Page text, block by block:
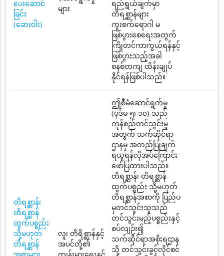
ပေးဆောင်
ခြင်း
(ဆေးဝါး)
များ
ရည်ရွယ်ချက်မှာ
တိရစ္ဆာန်များ
ကူးစက်ရောဂါ မ
ဖြစ်ပွားစေရေးအတွက်
ကြိုတင်ကာကွယ်ရန်နှင့်
ဖြစ်ပွားသည့်အခါ
စနစ်တကျ ထိန်းချုပ်
နိုင်ရန်ဖြစ်ပါသည်။
တိရစ္ဆာန်၊
တိရစ္ဆာန်
ထွက်ပစ္စည်း
သို့မဟုတ်
တိရစ္ဆာန်
လူ၊ တိရိစ္ဆာန်နှင့်
အပင်တို့၏
ဤစီမံဆောင်ရွက်မှု
(ပုဒ်မ ၅၊ ၁၀) သည်
ကုန်စည်တင်သွင်းမှု
အတွက် သက်ဆိုင်ရာ
ဌာနမှ အတည်ပြုချက်
ရယူရန်လိုအပ်ကြောင်း
ဖော်ပြထားပါသည်။
တိရစ္ဆာန်၊ တိရစ္ဆာန်
ထွက်ပစ္စည်း သို့မဟုတ်
တိရစ္ဆာန်အစာကို ပြည်ပ
မှတင်သွင်းသူသည်
တင်သွင်းမည့်ပစ္စည်းနှင့်
စပ်လျဉ်း၍
သက်ဆိုင်ရာအစိုးရဌာန
သို့ တင်သွင်းခွင့်လိုင်စင်